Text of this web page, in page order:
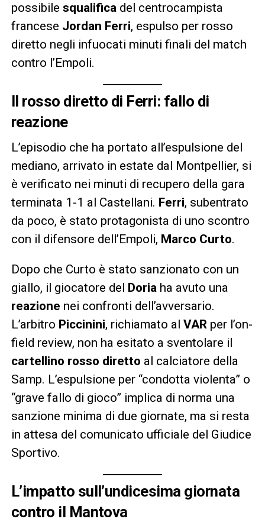
possibile squalificadel centrocampista
francese Jordan Ferri, espulso per rosso
diretto negli infuocati minuti finali del match
contro l’Empoli.
Il rosso diretto di Ferri: fallo di
reazione
L’episodio che ha portato all’espulsione del
mediano, arrivato in estate dal Montpellier, si
è verificato nei minuti di recupero della gara
terminata 1-1 al Castellani. Ferri, subentrato
da poco, è stato protagonista di uno scontro
con il difensore dell’Empoli, Marco Curto.
Dopo che Curto è stato sanzionato con un
giallo, il giocatore del Doriaha avuto una
reazione nei confronti dell’avversario.
L’arbitro Piccinini, richiamato al VARper l’on-
field review, non ha esitato a sventolare il
cartellino rosso diretto al calciatore della
Samp. L’espulsione per “condotta violenta” o
“grave fallo di gioco” implica di norma una
sanzione minima di due giornate, ma si resta
in attesa del comunicato ufficiale del Giudice
Sportivo.
L’impatto sull’undicesima giornata
contro il Mantova